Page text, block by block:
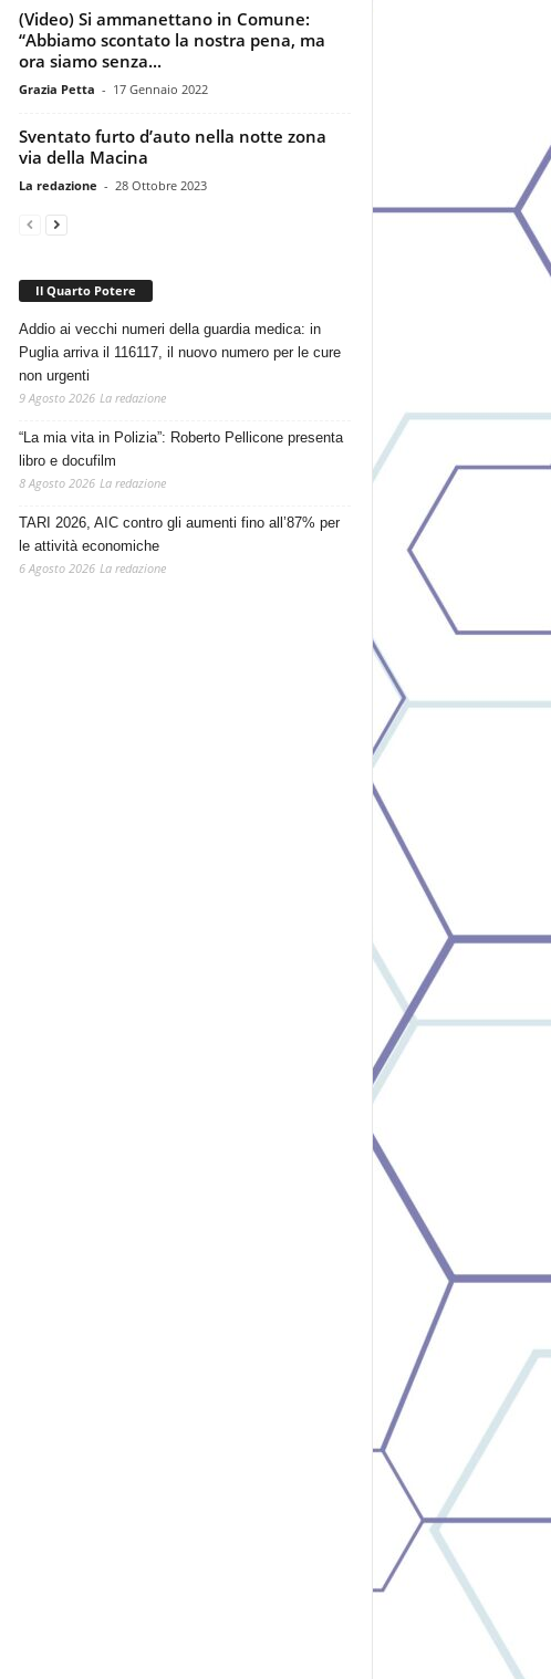
(Video) Si ammanettano in Comune:
“Abbiamo scontato la nostra pena, ma
ora siamo senza...
Grazia Petta - 17 Gennaio 2022
Sventato furto d’auto nella notte zona
via della Macina
La redazione - 28 Ottobre 2023
Il Quarto Potere
Addio ai vecchi numeri della guardia medica: in
Puglia arriva il 116117, il nuovo numero per le cure
non urgenti
9 Agosto 2026 La redazione
“La mia vita in Polizia”: Roberto Pellicone presenta
libro e docufilm
8 Agosto 2026 La redazione
TARI 2026, AIC contro gli aumenti fino all’87% per
le attività economiche
6 Agosto 2026 La redazione